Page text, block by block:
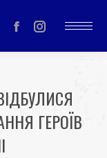
Facebook
page
in
new
Instagram
page
in
new
ГЕРОЇВ